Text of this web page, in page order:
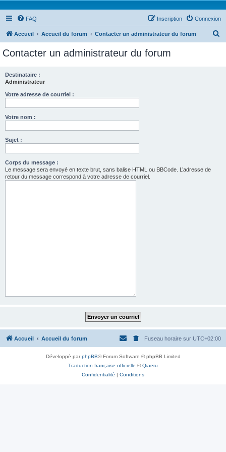
FAQ Connexion
Inscription
Accueil Accueil du forum Contacter un administrateur du forum
Contacter un administrateur du forum
Destinataire :
Administrateur
Votre adresse de courriel :
Votre nom :
Sujet :
Corps du message :
Le message sera envoyé en texte brut, sans balise HTML ou BBCode. L’adresse de
retour du message correspond à votre adresse de courriel.
Accueil Accueil du forum Fuseau horaire sur UTC+02:00
Développé parphpBB® Forum Software © phpBB Limited
Traduction française officielle ©Qiaeru
Confidentialité | Conditions